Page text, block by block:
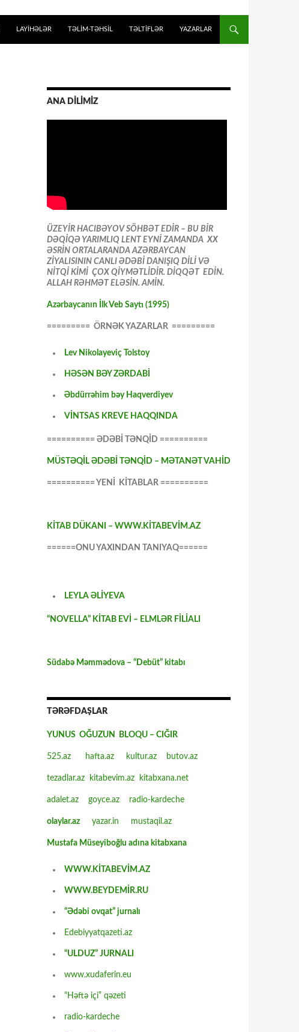
LAYİHƏLƏR TƏLIM-TƏHSIL TƏLTİFLƏR YAZARLAR
ANA DİLİMİZ
ÜZEYİR HACIBƏYOV SÖHBƏT EDİR – BU BİR
DƏQİQƏ YARIMLIQ LENT EYNİ ZAMANDA XX
ƏSRİN ORTALARANDA AZƏRBAYCAN
ZİYALISININ CANLI ƏDƏBİ DANIŞIQ DİLİ VƏ
NİTQİ KİMİ ÇOX QİYMƏTLİDİR. DİQQƏT EDİN.
ALLAH RƏHMƏT ELƏSİN. AMİN.
Azərbaycanın İlk Veb Saytı (1995)
========= ÖRNƏK YAZARLAR =========
Lev Nikolayeviç Tolstoy
HƏSƏN BƏY ZƏRDABİ
Əbdürrəhim bəy Haqverdiyev
VİNTSAS KREVE HAQQINDA
========== ƏDƏBİ TƏNQİD ==========
MÜSTƏQİL ƏDƏBİ TƏNQİD – MƏTANƏT VAHİD
========== YENİ KİTABLAR ==========
KİTAB DÜKANI – WWW.KİTABEVİM.AZ
======ONU YAXINDAN TANIYAQ======
LEYLA ƏLİYEVA
“NOVELLA” KİTAB EVİ – ELMLƏR FİLİALI
Südabə Məmmədova – “Debüt” kitabı
TƏRƏFDAŞLAR
YUNUS OĞUZUN BLOQU – CIĞIR
525.az hafta.az kultur.az butov.az
tezadlar.az kitabevim.az kitabxana.net
adalet.az goyce.az radio-kardeche
olaylar.az yazar.in mustaqil.az
Mustafa Müseyiboğlu adına kitabxana
WWW.KİTABEVİM.AZ
WWW.BEYDEMİR.RU
“Ədəbi ovqat” jurnalı
Edebiyyatqazeti.az
“ULDUZ” JURNALI
www.xudaferin.eu
“Həftə içi” qəzeti
radio-kardeche